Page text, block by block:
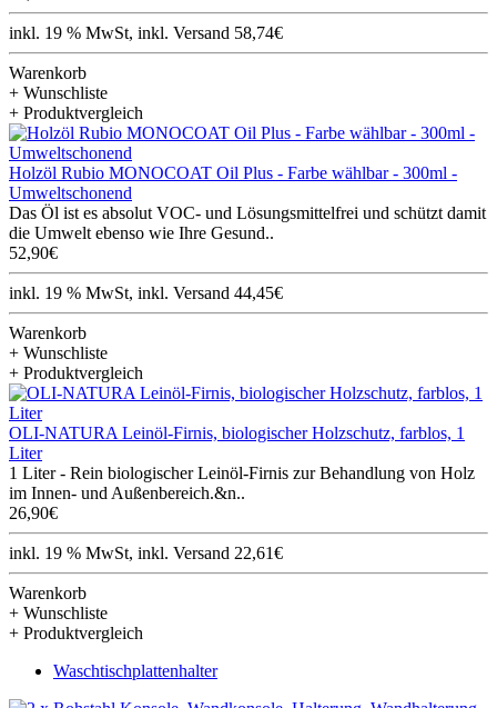
inkl. 19 % MwSt, inkl. Versand 58,74€
Warenkorb
+ Wunschliste
+ Produktvergleich
Holzöl Rubio MONOCOAT Oil Plus - Farbe wählbar - 300ml -
Umweltschonend
Das Öl ist es absolut VOC- und Lösungsmittelfrei und schützt damit
die Umwelt ebenso wie Ihre Gesund..
52,90€
inkl. 19 % MwSt, inkl. Versand 44,45€
Warenkorb
+ Wunschliste
+ Produktvergleich
OLI-NATURA Leinöl-Firnis, biologischer Holzschutz, farblos, 1
Liter
1 Liter - Rein biologischer Leinöl-Firnis zur Behandlung von Holz
im Innen- und Außenbereich.&n..
26,90€
inkl. 19 % MwSt, inkl. Versand 22,61€
Warenkorb
+ Wunschliste
+ Produktvergleich
Waschtischplattenhalter